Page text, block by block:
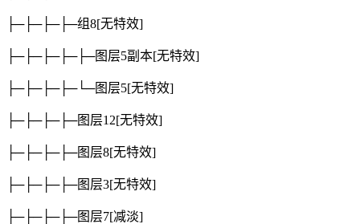
├─├─├─├─组8[无特效]
├─├─├─├─├─图层5副本[无特效]
├─├─├─├─└─图层5[无特效]
├─├─├─├─图层12[无特效]
├─├─├─├─图层8[无特效]
├─├─├─├─图层3[无特效]
├─├─├─├─图层7[减淡]